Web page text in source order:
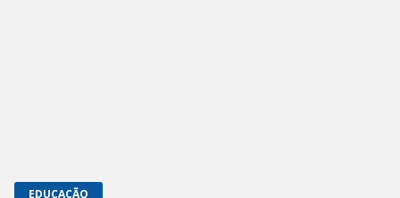
EDUCAÇÃO